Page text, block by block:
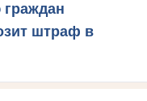
штраф в